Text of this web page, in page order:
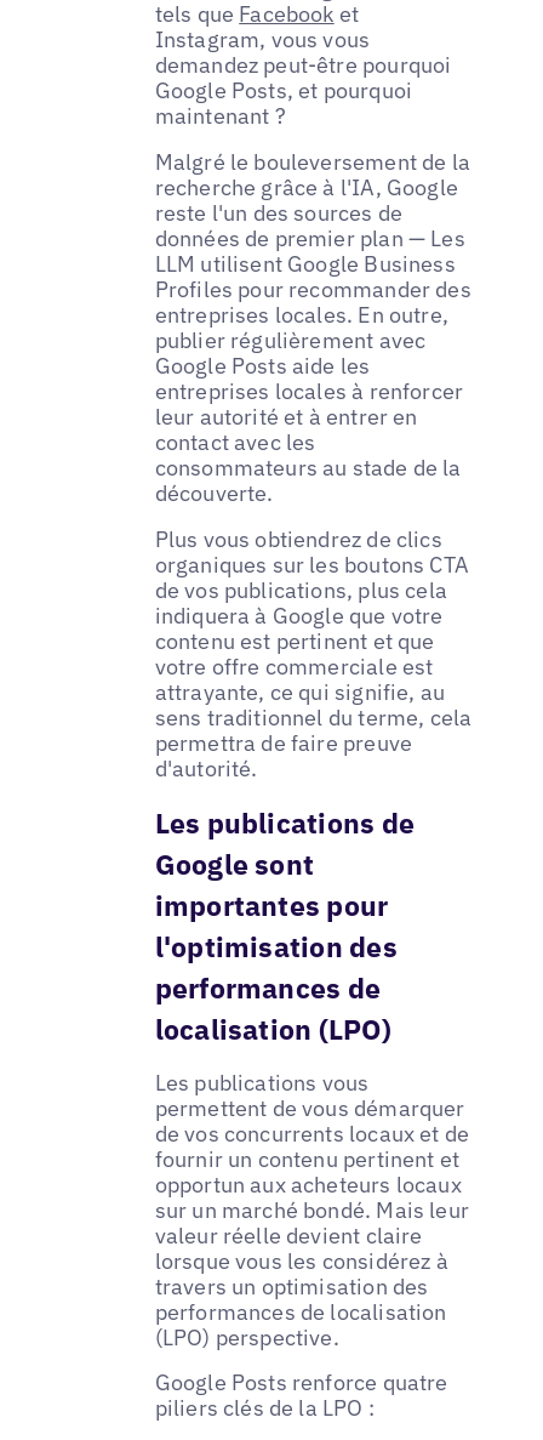
tels que Facebook et
Instagram, vous vous
demandez peut-être pourquoi
Google Posts, et pourquoi
maintenant ?
Malgré le bouleversement de la
recherche grâce à l'IA, Google
reste l'un des sources de
données de premier plan — Les
LLM utilisent Google Business
Profiles pour recommander des
entreprises locales. En outre,
publier régulièrement avec
Google Posts aide les
entreprises locales à renforcer
leur autorité et à entrer en
contact avec les
consommateurs au stade de la
découverte.
Plus vous obtiendrez de clics
organiques sur les boutons CTA
de vos publications, plus cela
indiquera à Google que votre
contenu est pertinent et que
votre offre commerciale est
attrayante, ce qui signifie, au
sens traditionnel du terme, cela
permettra de faire preuve
d'autorité.
Les publications de
Google sont
importantes pour
l'optimisation des
performances de
localisation (LPO)
Les publications vous
permettent de vous démarquer
de vos concurrents locaux et de
fournir un contenu pertinent et
opportun aux acheteurs locaux
sur un marché bondé. Mais leur
valeur réelle devient claire
lorsque vous les considérez à
travers un optimisation des
performances de localisation
(LPO) perspective.
Google Posts renforce quatre
piliers clés de la LPO :